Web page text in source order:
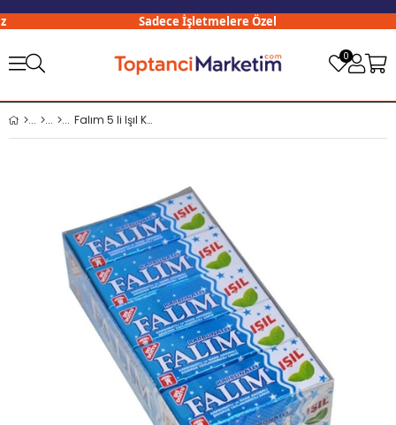
Sadece İşletmelere Özel
0
Falım 5 li Işıl Karbonatlı ve Nane Aromalı Şekersiz Sakız x20 li Paket